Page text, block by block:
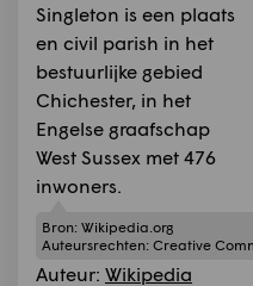
Singleton is een plaats
en civil parish in het
bestuurlijke gebied
Chichester, in het
Engelse graafschap
West Sussex met 476
inwoners.
Bron: Wikipedia.org
Auteursrechten: Creative
Auteur: Wikipedia